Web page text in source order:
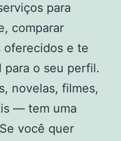
para
comparar
oferecidos e te
para o seu perfil.
novelas, filmes,
— tem uma
você quer